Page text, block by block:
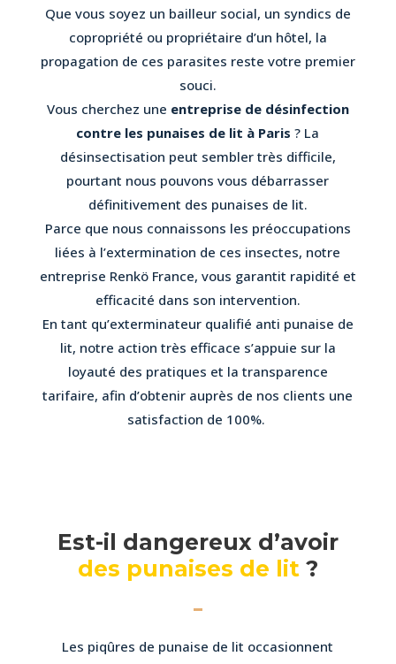
Que vous soyez un bailleur social, un syndics de
copropriété ou propriétaire d’un hôtel, la
propagation de ces parasites reste votre premier
souci.
Vous cherchez une entreprise de désinfection
contre les punaises de lit à Paris ? La
désinsectisation peut sembler très difficile,
pourtant nous pouvons vous débarrasser
définitivement des punaises de lit.
Parce que nous connaissons les préoccupations
liées à l’extermination de ces insectes, notre
entreprise Renkö France, vous garantit rapidité et
efficacité dans son intervention.
En tant qu’exterminateur qualifié anti punaise de
lit, notre action très efficace s’appuie sur la
loyauté des pratiques et la transparence
tarifaire, afin d’obtenir auprès de nos clients une
satisfaction de 100%.
Est-il dangereux d’avoir
des punaises de lit ?
Les piqûres de punaise de lit occasionnent